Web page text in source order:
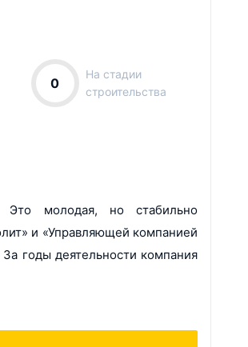
0
На стадии
строительства
Это молодая, но стабильно
и «Управляющей компанией
годы деятельности компания